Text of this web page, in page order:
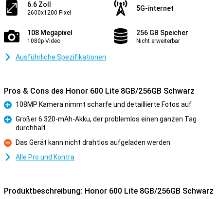
6.6 Zoll
2600x1200 Pixel
5G-internet
108 Megapixel
1080p Video
256 GB Speicher
Nicht erweiterbar
Ausführliche Spezifikationen
Pros & Cons des Honor 600 Lite 8GB/256GB Schwarz
Pro
108MP Kamera nimmt scharfe und detaillierte Fotos auf
Großer 6.320-mAh-Akku, der problemlos einen ganzen Tag
durchhält
Kontra
Das Gerät kann nicht drahtlos aufgeladen werden
Alle Pro und Kontra
Produktbeschreibung: Honor 600 Lite 8GB/256GB Schwarz